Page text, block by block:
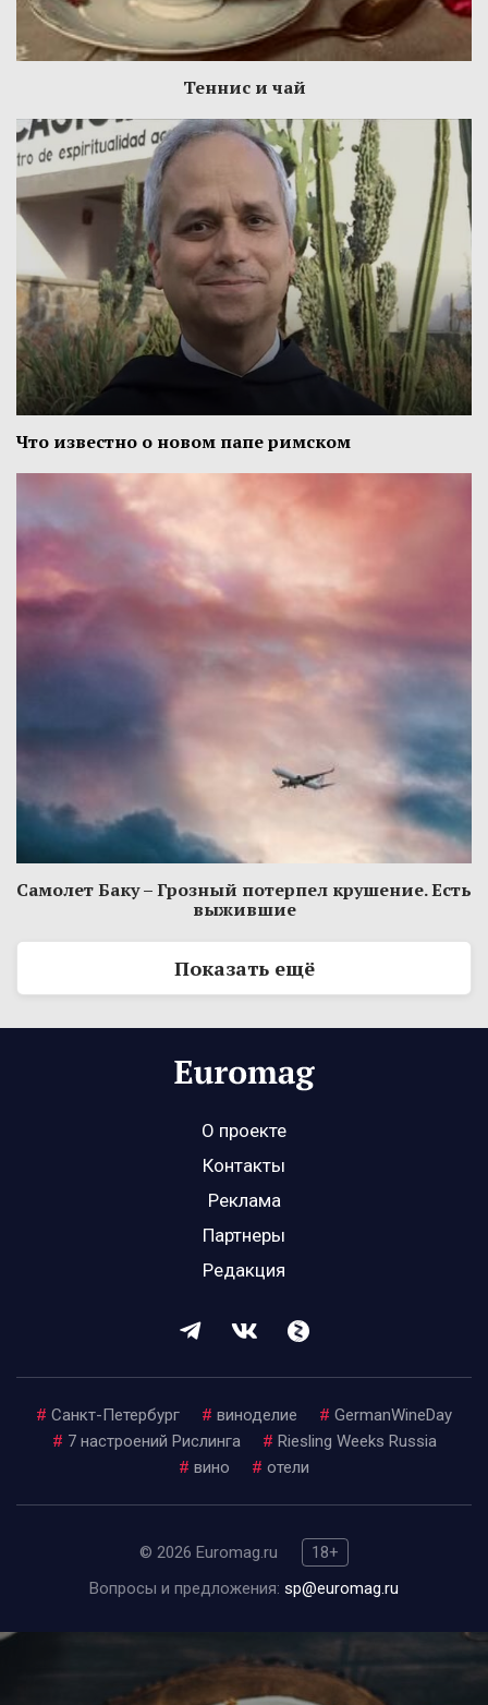
Теннис и чай
Что известно о новом папе римском
Самолет Баку – Грозный потерпел крушение. Есть
выжившие
Показать ещё
О проекте
Контакты
Реклама
Партнеры
Редакция
# Санкт-Петербург # виноделие # GermanWineDay
# 7 настроений Рислинга # Riesling Weeks Russia
# вино # отели
© 2026 Euromag.ru
18+
Вопросы и предложения: sp@euromag.ru